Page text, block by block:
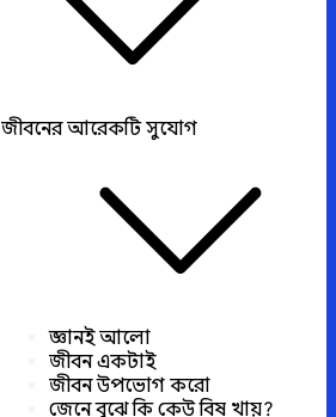
জীবনের আরেকটি সুযোগ
জ্ঞানই আলো
জীবন একটাই
জীবন উপভোগ করো
জেনে বুঝে কি কেউ বিষ খায়?